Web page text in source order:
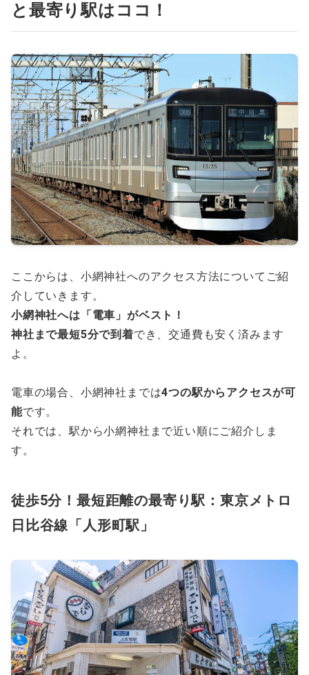
と最寄り駅はココ！
ここからは、小網神社へのアクセス方法についてご紹
介していきます。
小網神社へは「電車」がベスト！
神社まで最短5分で到着でき、交通費も安く済みます
よ。
電車の場合、小網神社までは4つの駅からアクセスが可
能です。
それでは、駅から小網神社まで近い順にご紹介しま
す。
徒歩5分！最短距離の最寄り駅：東京メトロ
日比谷線「人形町駅」